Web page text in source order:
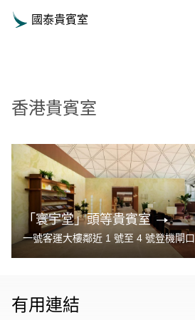
國泰貴賓室
香港貴賓室
「寰宇堂」頭等貴賓室
一號客運大樓鄰近 1 號至 4 號登機閘口
有用連結